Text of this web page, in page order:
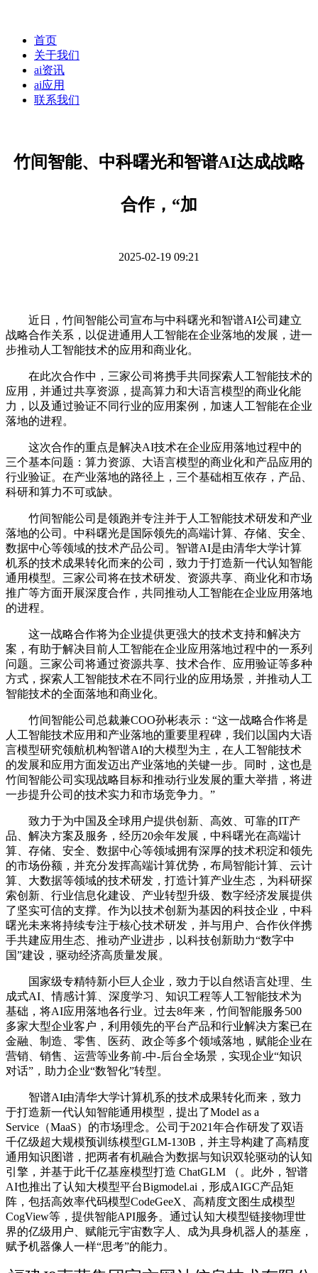
首页
关于我们
ai资讯
ai应用
联系我们
竹间智能、中科曙光和智谱AI达成战略
合作，“加
2025-02-19 09:21
近日，竹间智能公司宣布与中科曙光和智谱AI公司建立
战略合作关系，以促进通用人工智能在企业落地的发展，进一
步推动人工智能技术的应用和商业化。
在此次合作中，三家公司将携手共同探索人工智能技术的
应用，并通过共享资源，提高算力和大语言模型的商业化能
力，以及通过验证不同行业的应用案例，加速人工智能在企业
落地的进程。
这次合作的重点是解决AI技术在企业应用落地过程中的
三个基本问题：算力资源、大语言模型的商业化和产品应用的
行业验证。在产业落地的路径上，三个基础相互依存，产品、
科研和算力不可或缺。
竹间智能公司是领跑并专注并于人工智能技术研发和产业
落地的公司。中科曙光是国际领先的高端计算、存储、安全、
数据中心等领域的技术产品公司。智谱AI是由清华大学计算
机系的技术成果转化而来的公司，致力于打造新一代认知智能
通用模型。三家公司将在技术研发、资源共享、商业化和市场
推广等方面开展深度合作，共同推动人工智能在企业应用落地
的进程。
这一战略合作将为企业提供更强大的技术支持和解决方
案，有助于解决目前人工智能在企业应用落地过程中的一系列
问题。三家公司将通过资源共享、技术合作、应用验证等多种
方式，探索人工智能技术在不同行业的应用场景，并推动人工
智能技术的全面落地和商业化。
竹间智能公司总裁兼COO孙彬表示：“这一战略合作将是
人工智能技术应用和产业落地的重要里程碑，我们以国内大语
言模型研究领航机构智谱AI的大模型为主，在人工智能技术
的发展和应用方面发迈出产业落地的关键一步。同时，这也是
竹间智能公司实现战略目标和推动行业发展的重大举措，将进
一步提升公司的技术实力和市场竞争力。”
致力于为中国及全球用户提供创新、高效、可靠的IT产
品、解决方案及服务，经历20余年发展，中科曙光在高端计
算、存储、安全、数据中心等领域拥有深厚的技术积淀和领先
的市场份额，并充分发挥高端计算优势，布局智能计算、云计
算、大数据等领域的技术研发，打造计算产业生态，为科研探
索创新、行业信息化建设、产业转型升级、数字经济发展提供
了坚实可信的支撑。作为以技术创新为基因的科技企业，中科
曙光未来将持续专注于核心技术研发，并与用户、合作伙伴携
手共建应用生态、推动产业进步，以科技创新助力“数字中
国”建设，驱动经济高质量发展。
国家级专精特新小巨人企业，致力于以自然语言处理、生
成式AI、情感计算、深度学习、知识工程等人工智能技术为
基础，将AI应用落地各行业。过去8年来，竹间智能服务500
多家大型企业客户，利用领先的平台产品和行业解决方案已在
金融、制造、零售、医药、政企等多个领域落地，赋能企业在
营销、销售、运营等业务前-中-后台全场景，实现企业“知识
对话”，助力企业“数智化”转型。
智谱AI由清华大学计算机系的技术成果转化而来，致力
于打造新一代认知智能通用模型，提出了Model as a
Service（MaaS）的市场理念。公司于2021年合作研发了双语
千亿级超大规模预训练模型GLM-130B，并主导构建了高精度
通用知识图谱，把两者有机融合为数据与知识双轮驱动的认知
引擎，并基于此千亿基座模型打造 ChatGLM （。此外，智谱
AI也推出了认知大模型平台Bigmodel.ai，形成AIGC产品矩
阵，包括高效率代码模型CodeGeeX、高精度文图生成模型
CogView等，提供智能API服务。通过认知大模型链接物理世
界的亿级用户、赋能元宇宙数字人、成为具身机器人的基座，
赋予机器像人一样“思考”的能力。